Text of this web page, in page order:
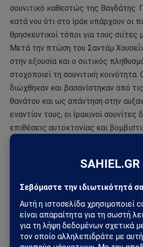
σουνιτικό καθεστώς της Βαγδάτης.
κατά νου ότι στο Ιράκ υπάρχουν οι
θρησκευτικοί τόποι για τους σιίτες
Μετά την πτώση του Σαντάμ
στην εξουσία και ο σιιτικός
στοχοποιεί τη σουνιτική κοινότητα.
διώχθηκαν και βασανίστηκαν από
θανάτου και ως απάντηση στην
εναντίον τους, οι Ιρακινοί
επιθέσεις αυτοκτονίας και
Κατά συνέπεια, ο θρησκευτικός
φονταμενταλιστικές συμπεριφορές
συνέβαλε στην ενίσχυση της
σουνιτών προς το ISIS (ISIL, DAESH).
4. Για το Ιράν, το πιο σημαντικό